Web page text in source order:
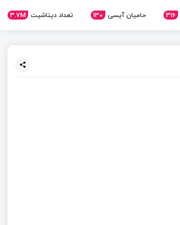
316 حامیان آیسی 130 تعداد دیتاشیت 3.7M